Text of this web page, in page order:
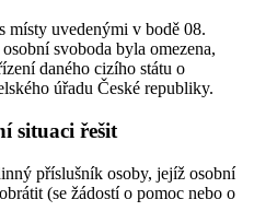
místy uvedenými v bodě 08.
svoboda byla omezena,
daného cizího státu o
úřadu České republiky.
situaci řešit
příslušník osoby, jejíž osobní
(se žádostí o pomoc nebo o